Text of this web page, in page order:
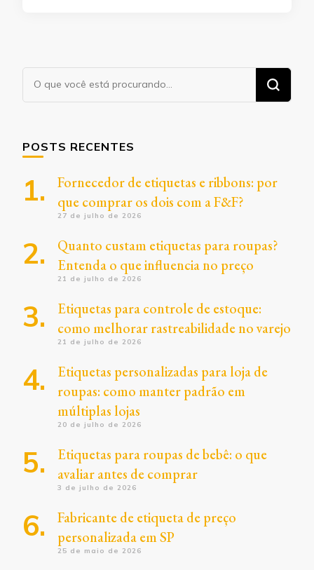
POSTS RECENTES
Fornecedor de etiquetas e ribbons: por
que comprar os dois com a F&F?
27 de julho de 2026
Quanto custam etiquetas para roupas?
Entenda o que influencia no preço
21 de julho de 2026
Etiquetas para controle de estoque:
como melhorar rastreabilidade no varejo
21 de julho de 2026
Etiquetas personalizadas para loja de
roupas: como manter padrão em
múltiplas lojas
20 de julho de 2026
Etiquetas para roupas de bebê: o que
avaliar antes de comprar
3 de julho de 2026
Fabricante de etiqueta de preço
personalizada em SP
25 de maio de 2026